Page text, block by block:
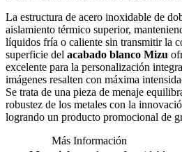
La estructura de acero inoxidable de
aislamiento térmico superior,
líquidos fría o caliente sin transmitir la
superficie del acabado blanco Mizu
excelente para la personalización
imágenes resalten con máxima
Se trata de una pieza de menaje
robustez de los metales con la
logrando un producto promocional de
Más Información